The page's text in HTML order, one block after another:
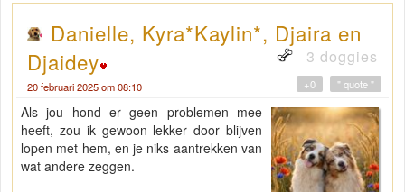
Danielle, Kyra*Kaylin*, Djaira en
Djaidey
3 doggies
20 februari 2025 om 08:10 " quote "
+0
Als jou hond er geen problemen mee
heeft, zou ik gewoon lekker door blijven
lopen met hem, en je niks aantrekken van
wat andere zeggen.